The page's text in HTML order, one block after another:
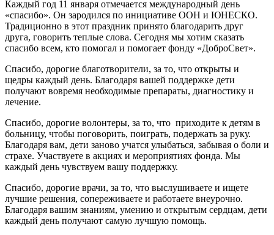
Каждый год 11 января отмечается международный день
«спасибо». Он зародился по инициативе ООН и ЮНЕСКО.
Традиционно в этот праздник принято благодарить друг
друга, говорить теплые слова. Сегодня мы хотим сказать
спасибо всем, кто помогал и помогает фонду «ДоброСвет».
Спасибо, дорогие благотворители, за то, что открыты и
щедры каждый день. Благодаря вашей поддержке дети
получают вовремя необходимые препараты, диагностику и
лечение.
Спасибо, дорогие волонтеры, за то, что приходите к детям в
больницу, чтобы поговорить, поиграть, подержать за руку.
Благодаря вам, дети заново учатся улыбаться, забывая о боли и
страхе. Участвуете в акциях и мероприятиях фонда. Мы
каждый день чувствуем вашу поддержку.
Спасибо, дорогие врачи, за то, что выслушиваете и ищете
лучшие решения, сопереживаете и работаете внеурочно.
Благодаря вашим знаниям, умению и открытым сердцам, дети
каждый день получают самую лучшую помощь.